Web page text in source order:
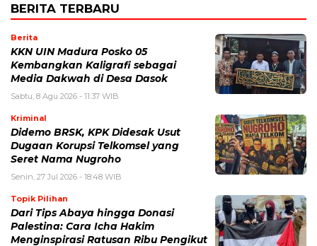
BERITA TERBARU
Berita
KKN UIN Madura Posko 05
Kembangkan Kaligrafi sebagai
Media Dakwah di Desa Dasok
Sabtu, 8 Agu 2026 - 11:37 WIB
Kriminal
Didemo BRSK, KPK Didesak Usut
Dugaan Korupsi Telkomsel yang
Seret Nama Nugroho
Senin, 27 Jul 2026 - 18:48 WIB
Topik Pilihan
Dari Tips Abaya hingga Donasi
Palestina: Cara Icha Hakim
Menginspirasi Ratusan Ribu Pengikut